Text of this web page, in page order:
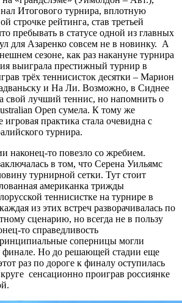
Итогового турнира, вплотную
строчке рейтинга, став третьей
пребывать в статусе одной из главных
для Азаренко совсем не в новинку. А
сезоне, как раз накануне турнира
выиграла престижный турнир в
трёх теннисисток десятки – Марион
и На Ли. Возможно, в Сиднее
свой лучший теннис, но напомнить о
Open сумела. К тому же
практика стала очевидна с
турнира.
наконец-то повезло со жребием.
в том, что Серена Уильямс
турнирной сетки. Тут стоит
американка трижды
теннисистке на турнире в
из этих встреч разворачивалась по
сценарию, но всегда не в пользу
то справедливость
соперницы могли
финале. Но до решающей стадии еще
раз по дороге к финалу оступилась
сенсационно проиграв россиянке